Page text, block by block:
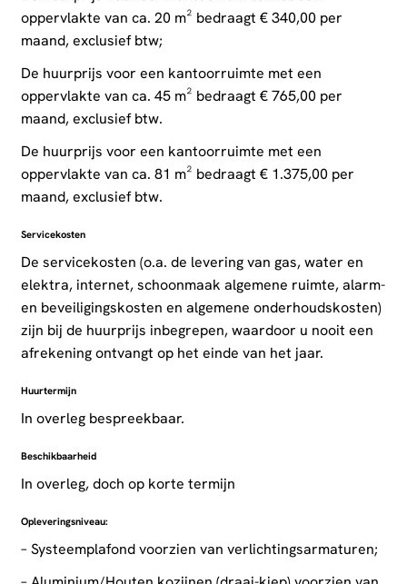
oppervlakte van ca. 20 m² bedraagt € 340,00 per
maand, exclusief btw;
De huurprijs voor een kantoorruimte met een
oppervlakte van ca. 45 m² bedraagt € 765,00 per
maand, exclusief btw.
De huurprijs voor een kantoorruimte met een
oppervlakte van ca. 81 m² bedraagt € 1.375,00 per
maand, exclusief btw.
Servicekosten
De servicekosten (o.a. de levering van gas, water en
elektra, internet, schoonmaak algemene ruimte, alarm-
en beveiligingskosten en algemene onderhoudskosten)
zijn bij de huurprijs inbegrepen, waardoor u nooit een
afrekening ontvangt op het einde van het jaar.
Huurtermijn
In overleg bespreekbaar.
Beschikbaarheid
In overleg, doch op korte termijn
Opleveringsniveau:
– Systeemplafond voorzien van verlichtingsarmaturen;